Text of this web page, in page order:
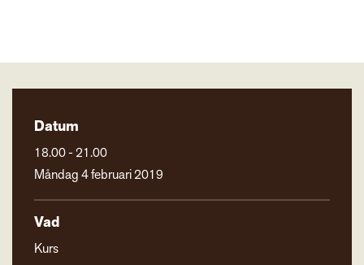
Datum
18.00 - 21.00
Måndag 4 februari 2019
Vad
Kurs